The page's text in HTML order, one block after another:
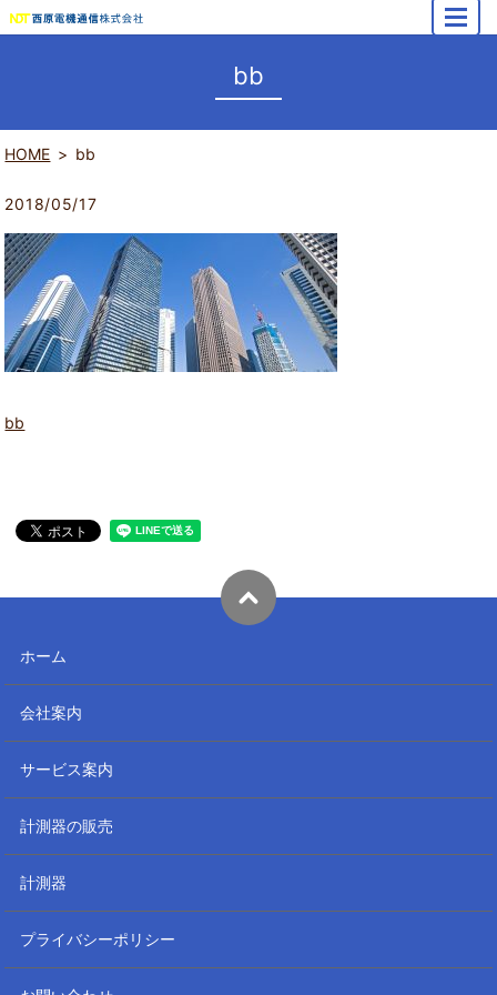
bb
HOME bb
2018/05/17
bb
ホーム
会社案内
サービス案内
計測器の販売
計測器
プライバシーポリシー